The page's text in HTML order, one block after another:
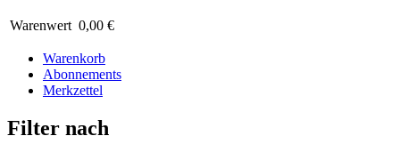
Warenwert 0,00 €
Warenkorb
Abonnements
Merkzettel
Filter nach